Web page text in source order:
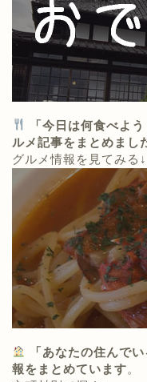
「今日は何食べよ
ルメ記事をまとめまし
グルメ情報を見てみる↓
「あなたの住んで
報をまとめています。